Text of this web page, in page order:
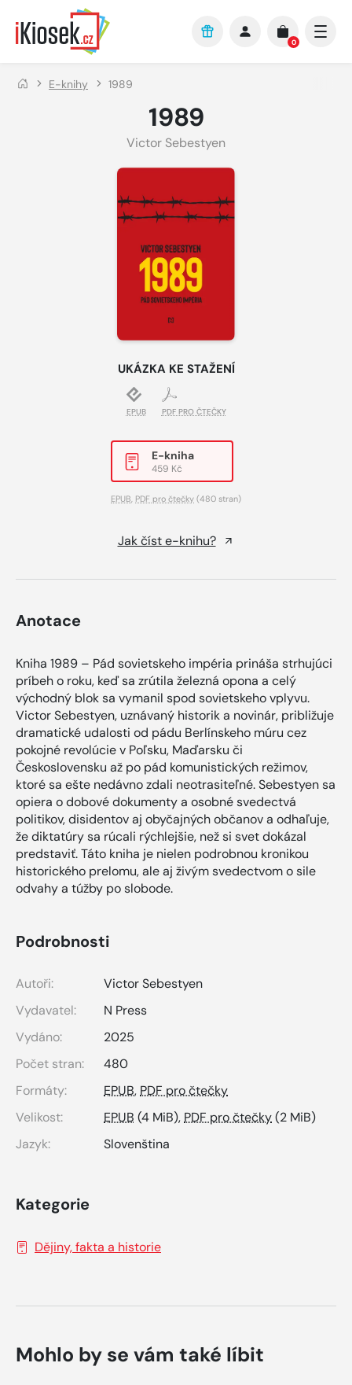
Přejít na hlavní obsah
0
E-knihy 1989
1989
Victor Sebestyen
UKÁZKA KE STAŽENÍ
EPUB PDF PRO ČTEČKY
E-kniha
459 Kč
EPUB, PDF pro čtečky (480 stran)
Jak číst e-knihu?
Anotace
Kniha 1989 – Pád sovietskeho impéria prináša strhujúci
príbeh o roku, keď sa zrútila železná opona a celý
východný blok sa vymanil spod sovietskeho vplyvu.
Victor Sebestyen, uznávaný historik a novinár, približuje
dramatické udalosti od pádu Berlínskeho múru cez
pokojné revolúcie v Poľsku, Maďarsku či
Československu až po pád komunistických režimov,
ktoré sa ešte nedávno zdali neotrasiteľné. Sebestyen sa
opiera o dobové dokumenty a osobné svedectvá
politikov, disidentov aj obyčajných občanov a odhaľuje,
že diktatúry sa rúcali rýchlejšie, než si svet dokázal
predstaviť. Táto kniha je nielen podrobnou kronikou
historického prelomu, ale aj živým svedectvom o sile
odvahy a túžby po slobode.
Podrobnosti
Autoři:
Victor Sebestyen
Vydavatel:
N Press
Vydáno:
2025
Počet stran:
480
Formáty:
EPUB,PDF pro čtečky
Velikost:
EPUB (4 MiB),PDF pro čtečky(2 MiB)
Jazyk:
Slovenština
Kategorie
Dějiny, fakta a historie
Mohlo by se vám také líbit